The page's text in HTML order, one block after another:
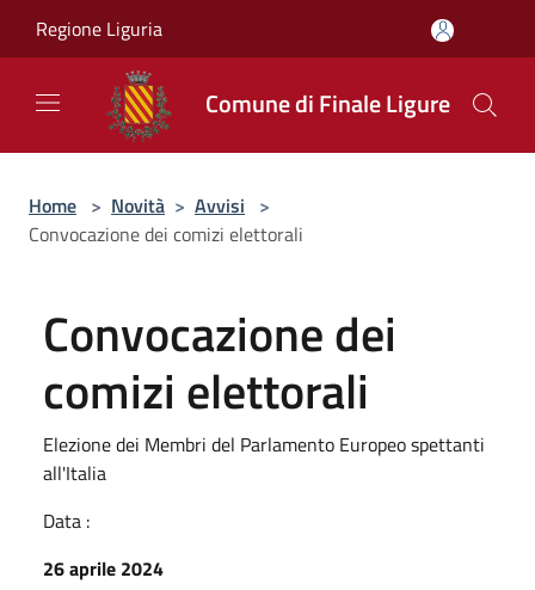
Regione Liguria
Comune di Finale Ligure
Home > Novità > Avvisi >
Convocazione dei comizi elettorali
Convocazione dei
comizi elettorali
Elezione dei Membri del Parlamento Europeo spettanti
all'Italia
Data :
26 aprile 2024